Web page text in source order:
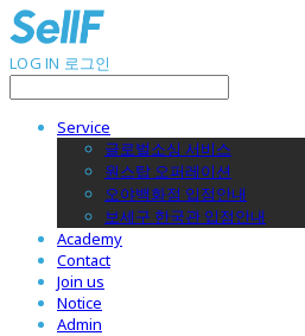
LOG IN 로그인
Service
글로벌소싱 서비스
원스탑 오퍼레이션
오야백화점 입점안내
보세구 한국관 입점안내
Academy
Contact
Join us
Notice
Admin